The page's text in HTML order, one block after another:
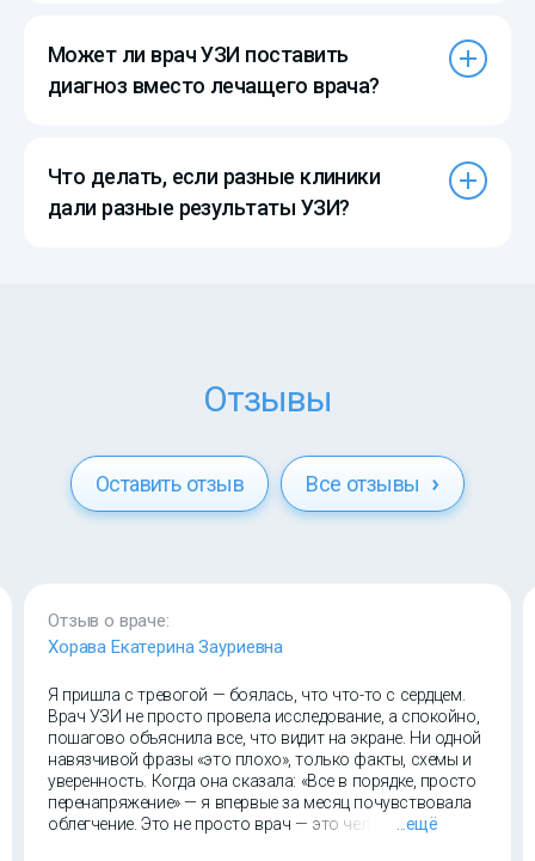
Может ли врач УЗИ поставить
диагноз вместо лечащего врача?
Что делать, если разные клиники
дали разные результаты УЗИ?
Отзывы
Оставить отзыв Все отзывы
Отзыв о враче:
Хорава Екатерина Зауриевна
Я пришла с тревогой — боялась, что что-то с сердцем.
Врач УЗИ не просто провела исследование, а спокойно,
пошагово объяснила все, что видит на экране. Ни одной
навязчивой фразы «это плохо», только факты, схемы и
уверенность. Когда она сказала: «Все в порядке, просто
перенапряжение» — я впервые за месяц почувствовала
облегчение. Это не просто врач — это человек, который
...ещё